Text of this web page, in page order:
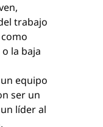
trabajo
la baja
equipo
ser un
líder al